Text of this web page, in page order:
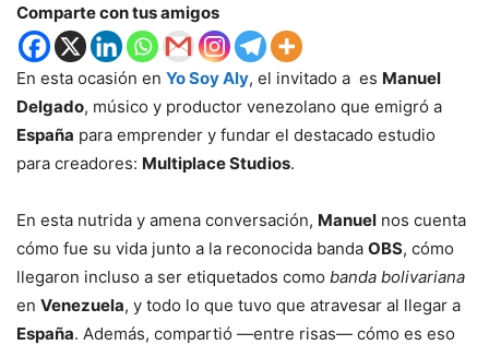
Comparte con tus amigos
En esta ocasión en Yo Soy Aly, el invitado a es Manuel
Delgado, músico y productor venezolano que emigró a
España para emprender y fundar el destacado estudio
para creadores: Multiplace Studios.
En esta nutrida y amena conversación, Manuel nos cuenta
cómo fue su vida junto a la reconocida banda OBS, cómo
llegaron incluso a ser etiquetados como banda bolivariana
en Venezuela, y todo lo que tuvo que atravesar al llegar a
España. Además, compartió —entre risas— cómo es eso